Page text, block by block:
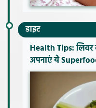
डाइट
Health Tips:
अपनाएं ये